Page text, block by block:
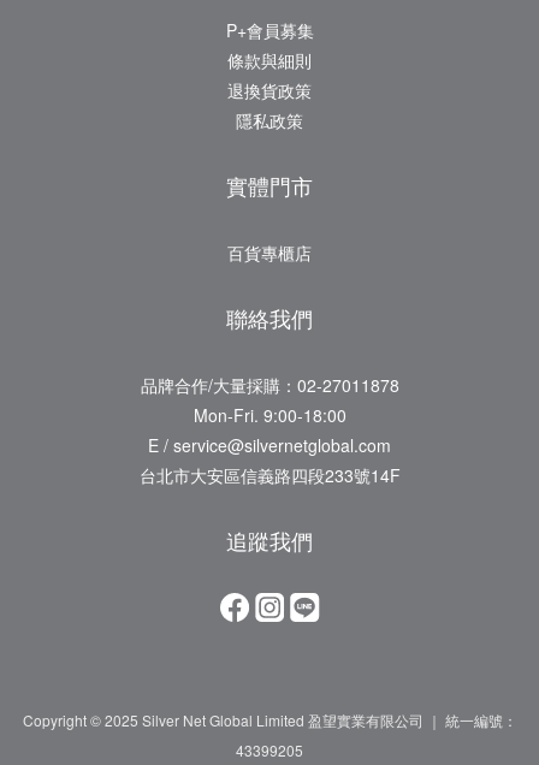
P+會員募集
條款與細則
退換貨政策
隱私政策
實體門市
百貨專櫃店
聯絡我們
品牌合作/大量採購：02-27011878
Mon-Fri. 9:00-18:00
E / service@silvernetglobal.com
台北市大安區信義路四段233號14F
追蹤我們
Copyright © 2025 Silver Net Global Limited 盈望實業有限公司 ｜ 統一編號：
43399205